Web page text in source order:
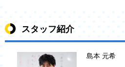
スタッフ紹介
島本 元希